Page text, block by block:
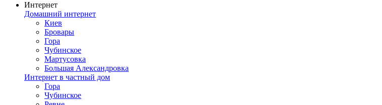
Интернет
Домашний интернет
Киев
Бровары
Гора
Чубинское
Мартусовка
Большая Александровка
Интернет в частный дом
Гора
Чубинское